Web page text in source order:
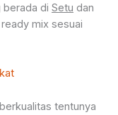
berada di Setu dan
mix sesuai
tentunya